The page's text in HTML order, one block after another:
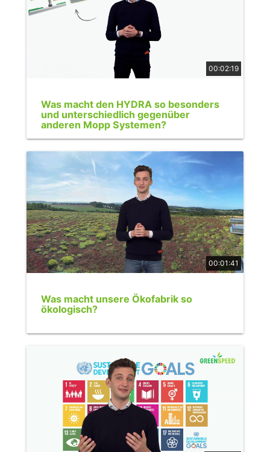
00:02:19
Was macht den HYDRA so besonders
und unterschiedlich gegenüber
anderen Mopp Systemen?
00:01:41
Was macht unsere Ökofabrik so
ökologisch?